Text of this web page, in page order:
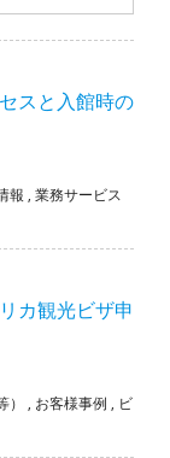
スと入館時の
報 , 業務サービス
カ観光ビザ申
, お客様事例 , ビ